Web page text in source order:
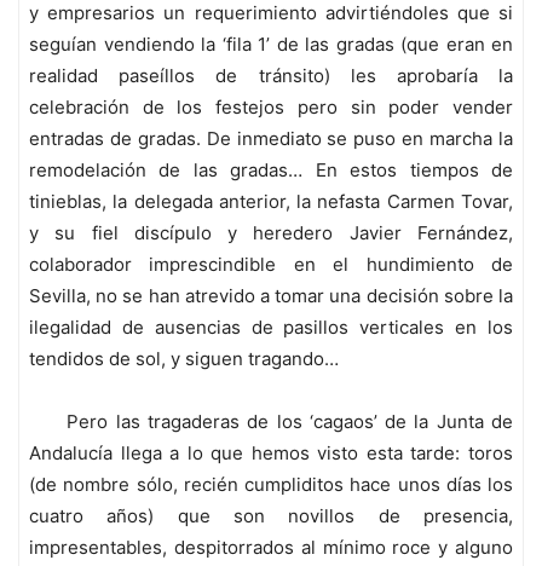
y empresarios un requerimiento advirtiéndoles que si
seguían vendiendo la ‘fila 1’ de las gradas (que eran en
realidad paseíllos de tránsito) les aprobaría la
celebración de los festejos pero sin poder vender
entradas de gradas. De inmediato se puso en marcha la
remodelación de las gradas… En estos tiempos de
tinieblas, la delegada anterior, la nefasta Carmen Tovar,
y su fiel discípulo y heredero Javier Fernández,
colaborador imprescindible en el hundimiento de
Sevilla, no se han atrevido a tomar una decisión sobre la
ilegalidad de ausencias de pasillos verticales en los
tendidos de sol, y siguen tragando…
Pero las tragaderas de los ‘cagaos’ de la Junta de
Andalucía llega a lo que hemos visto esta tarde: toros
(de nombre sólo, recién cumpliditos hace unos días los
cuatro años) que son novillos de presencia,
impresentables, despitorrados al mínimo roce y alguno